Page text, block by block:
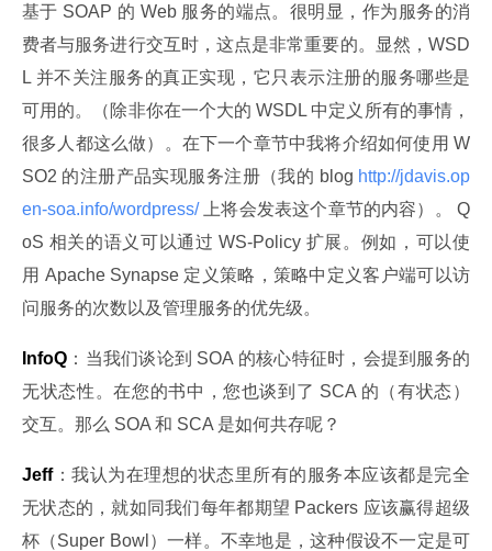
基于 SOAP 的 Web 服务的端点。很明显，作为服务的消
费者与服务进行交互时，这点是非常重要的。显然，WSD
L 并不关注服务的真正实现，它只表示注册的服务哪些是
可用的。（除非你在一个大的 WSDL 中定义所有的事情，
很多人都这么做）。在下一个章节中我将介绍如何使用 W
SO2 的注册产品实现服务注册（我的 blog http://jdavis.op
en-soa.info/wordpress/
上将会发表这个章节的内容）。 Q
oS 相关的语义可以通过 WS-Policy 扩展。例如，可以使
用 Apache Synapse 定义策略，策略中定义客户端可以访
问服务的次数以及管理服务的优先级。
InfoQ ：当我们谈论到 SOA 的核心特征时，会提到服务的
无状态性。在您的书中，您也谈到了 SCA 的（有状态）
交互。那么 SOA 和 SCA 是如何共存呢？
Jeff：我认为在理想的状态里所有的服务本应该都是完全
无状态的，就如同我们每年都期望 Packers 应该赢得超级
杯（Super Bowl）一样。不幸地是，这种假设不一定是可